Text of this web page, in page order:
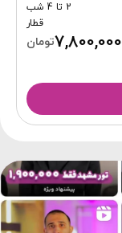
2 تا 4 شب
قطار
7,800,000تومان